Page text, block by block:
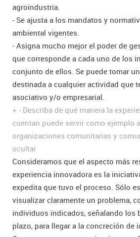
agroindustria.
- Se ajusta a los mandatos y
ambiental vigentes.
- Asigna mucho mejor el poder de
que corresponde a cada uno de los
conjunto de ellos. Se puede tomar
destinada a cualquier actividad que
asociativo y/o empresarial.
+ - Describa de qué manera la
cuentan puede servir como ejemplo
organizaciones comunitarias y
ocultar
Consideramos que el aspecto más
experiencia innovadora es la
expedita que tuvo el proceso. Sólo
visualizar claramente un problema,
individuos indicados, señalando los
plazo, para llegar a la concreción de